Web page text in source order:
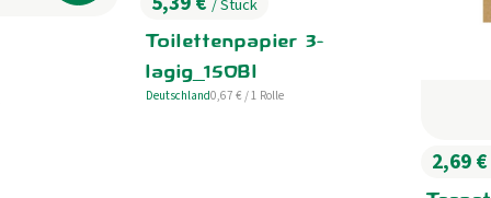
, Preis:/ Stück
Toilettenpapier 3-
lagig_150Bl
, Herkunft:
Deutschland, Referenzpreis:
0,67 € / 1 Rolle
,
2,69 €